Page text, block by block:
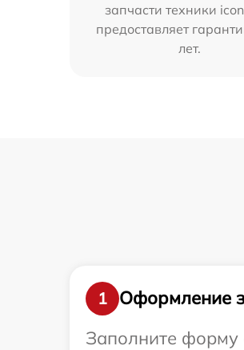
запчасти техники
предоставляет
лет.
1
Оформление
Заполните форму